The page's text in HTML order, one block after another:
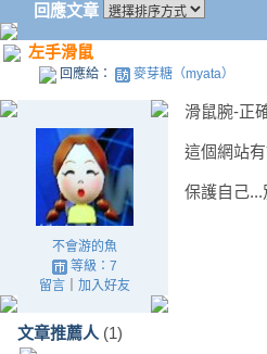
回應文章
左手滑鼠
回應給： 麥芽糖（myata）
不會游的魚
等級：7
留言｜ 加入好友
文章推薦人 (1)
滑鼠腕-正
這個網站
保護自己